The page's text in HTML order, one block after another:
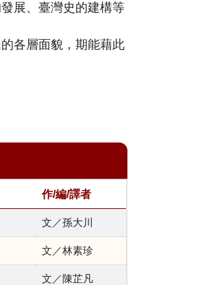
展、臺灣史的建構等
各層面貌，期能藉此
作/編/譯者
文／孫大川
文／林素珍
文／陳芷凡